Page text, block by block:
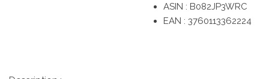
ASIN : B082JP3WRC
EAN : 3760113362224